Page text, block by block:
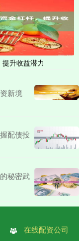
升收益潜力
新境
配债投
秘密武
在线配资公司